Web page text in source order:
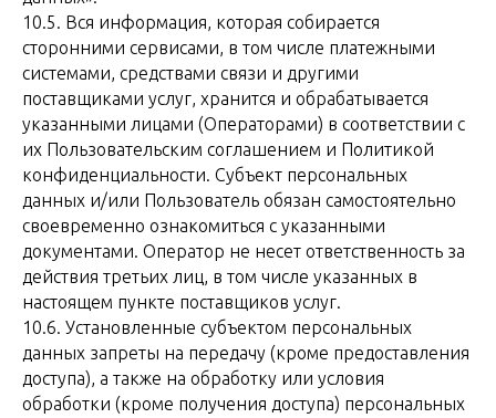
10.5. Вся информация, которая собирается
сторонними сервисами, в том числе платежными
системами, средствами связи и другими
поставщиками услуг, хранится и обрабатывается
указанными лицами (Операторами) в соответствии с
их Пользовательским соглашением и Политикой
конфиденциальности. Субъект персональных
данных и/или Пользователь обязан самостоятельно
своевременно ознакомиться с указанными
документами. Оператор не несет ответственность за
действия третьих лиц, в том числе указанных в
настоящем пункте поставщиков услуг.
10.6. Установленные субъектом персональных
данных запреты на передачу (кроме предоставления
доступа), а также на обработку или условия
обработки (кроме получения доступа) персональных